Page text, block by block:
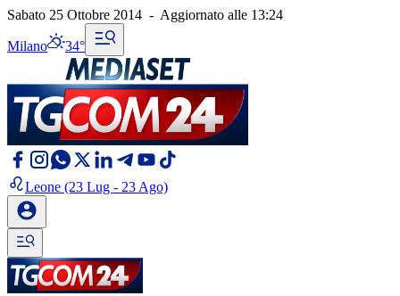
Sabato 25 Ottobre 2014 - Aggiornato alle 13:24
Milano 34°
Leone (23 Lug - 23 Ago)